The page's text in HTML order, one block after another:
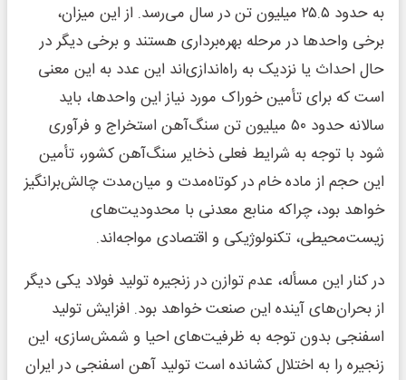
به حدود ۲۵.۵ میلیون تن در سال می‌رسد. از این میزان،
برخی واحدها در مرحله بهره‌برداری هستند و برخی دیگر در
حال احداث یا نزدیک به راه‌اندازی‌اند این عدد به این معنی
است که برای تأمین خوراک مورد نیاز این واحدها، باید
سالانه حدود ۵۰ میلیون تن سنگ‌آهن استخراج و فرآوری
شود با توجه به شرایط فعلی ذخایر سنگ‌آهن کشور، تأمین
این حجم از ماده خام در کوتاه‌مدت و میان‌مدت چالش‌برانگیز
خواهد بود، چراکه منابع معدنی با محدودیت‌های
زیست‌محیطی، تکنولوژیکی و اقتصادی مواجه‌اند.
در کنار این مسأله، عدم توازن در زنجیره تولید فولاد یکی دیگر
از بحران‌های آینده این صنعت خواهد بود. افزایش تولید
اسفنجی بدون توجه به ظرفیت‌های احیا و شمش‌سازی، این
زنجیره را به اختلال کشانده است تولید آهن اسفنجی در ایران